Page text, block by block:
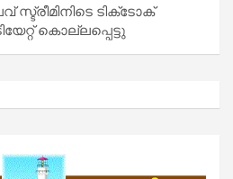
ടിക്‌ടോക്
കൊല്ലപ്പെട്ടു